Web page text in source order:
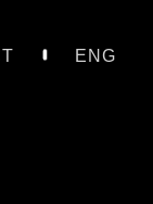
ENG